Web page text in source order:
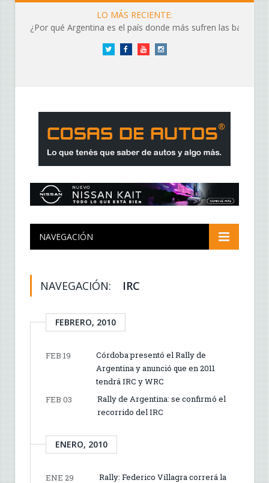
LO MÁS RECIENTE:
¿Por qué Argentina es el país donde más sufren las baterías?
Twitter FacebookYouTubeInstagram
NAVEGACIÓN
NAVEGACIÓN: IRC
FEBRERO, 2010
FEB 19
Córdoba presentó el Rally de
Argentina y anunció que en 2011
tendrá IRC y WRC
FEB 03
Rally de Argentina: se confirmó el
recorrido del IRC
ENERO, 2010
ENE 29
Rally: Federico Villagra correrá la